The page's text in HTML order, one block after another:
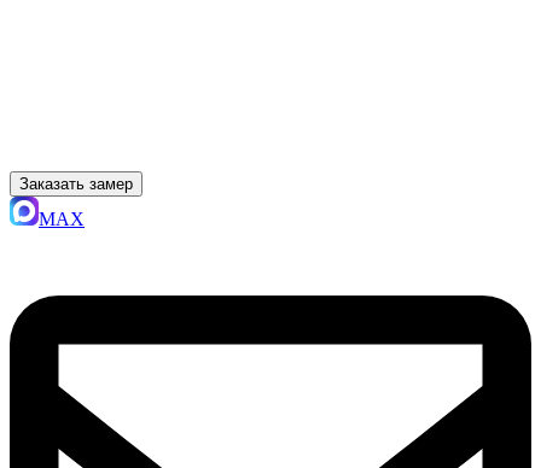
Заказать замер
MAX